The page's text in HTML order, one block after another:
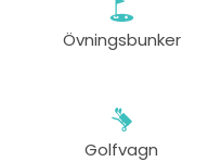
Övningsbunker
Golfvagn